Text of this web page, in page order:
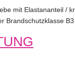
mit Elastananteil /
Brandschutzklasse